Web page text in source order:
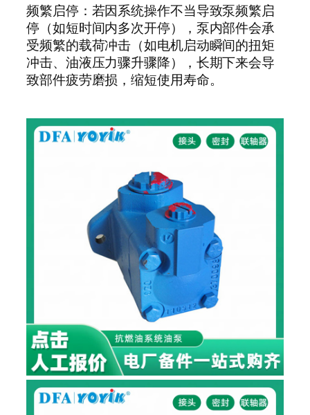
频繁启停：若因系统操作不当导致泵频繁启
停（如短时间内多次开停），泵内部件会承
受频繁的载荷冲击（如电机启动瞬间的扭矩
冲击、油液压力骤升骤降），长期下来会导
致部件疲劳磨损，缩短使用寿命。